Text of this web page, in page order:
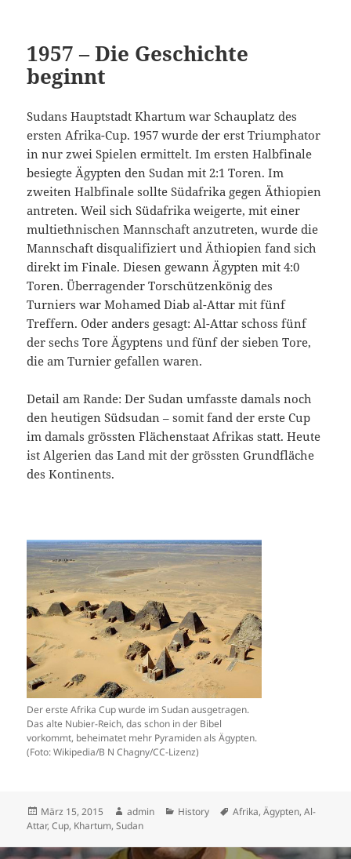
1957 – Die Geschichte
beginnt
Sudans Hauptstadt Khartum war Schauplatz des
ersten Afrika-Cup. 1957 wurde der erst Triumphator
in nur zwei Spielen ermittelt. Im ersten Halbfinale
besiegte Ägypten den Sudan mit 2:1 Toren. Im
zweiten Halbfinale sollte Südafrika gegen Äthiopien
antreten. Weil sich Südafrika weigerte, mit einer
multiethnischen Mannschaft anzutreten, wurde die
Mannschaft disqualifiziert und Äthiopien fand sich
direkt im Finale. Diesen gewann Ägypten mit 4:0
Toren. Überragender Torschützenkönig des
Turniers war Mohamed Diab al-Attar mit fünf
Treffern. Oder anders gesagt: Al-Attar schoss fünf
der sechs Tore Ägyptens und fünf der sieben Tore,
die am Turnier gefallen waren.
Detail am Rande: Der Sudan umfasste damals noch
den heutigen Südsudan – somit fand der erste Cup
im damals grössten Flächenstaat Afrikas statt. Heute
ist Algerien das Land mit der grössten Grundfläche
des Kontinents.
Der erste Afrika Cup wurde im Sudan ausgetragen.
Das alte Nubier-Reich, das schon in der Bibel
vorkommt, beheimatet mehr Pyramiden als Ägypten.
(Foto: Wikipedia/B N Chagny/CC-Lizenz)
Veröffentlicht
am
März 15, 2015 Autor
admin Kategorien
History Schlagwörter
Afrika,Ägypten,Al-
Attar,Cup, Khartum,Sudan